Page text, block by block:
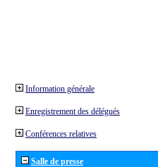
Information générale
Enregistrement des délégués
Conférences relatives
Salle de presse